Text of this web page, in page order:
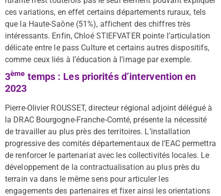
ces variations, en effet certains départements ruraux, tels
que la Haute-Saône (51%), affichent des chiffres très
intéressants. Enfin, Chloé STIEFVATER pointe l’articulation
délicate entre le pass Culture et certains autres dispositifs,
comme ceux liés à l’éducation à l’image par exemple.
3ème temps : Les priorités d’intervention en
2023
Pierre-Olivier ROUSSET, directeur régional adjoint délégué à
la DRAC Bourgogne-Franche-Comté, présente la nécessité
de travailler au plus près des territoires. L’installation
progressive des comités départementaux de l’EAC permettra
de renforcer le partenariat avec les collectivités locales. Le
développement de la contractualisation au plus près du
terrain va dans le même sens pour articuler les
engagements des partenaires et fixer ainsi les orientations